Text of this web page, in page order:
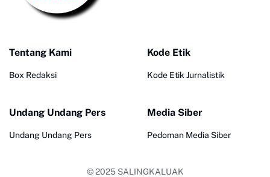
Tentang Kami
Box Redaksi
Kode Etik
Kode Etik Jurnalistik
Undang Undang Pers
Undang Undang Pers
Media Siber
Pedoman Media Siber
© 2025 SALINGKALUAK